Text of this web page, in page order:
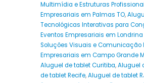
Multimídia e Estruturas
Empresariais em Palmas TO,
Tecnológicas Interativas para
Eventos Empresariais em Londrina
Soluções Visuais e Comunicação
Empresariais em Campo Grande
Aluguel de tablet Curitiba,Aluguel
de tablet Recife,Aluguel de tablet